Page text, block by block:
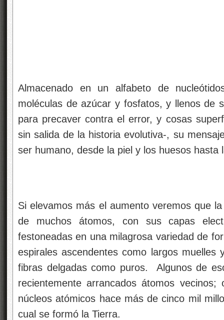
Almacenado en un alfabeto de
moléculas de azúcar y fosfatos, y llenos de
para precaver contra el error, y cosas
sin salida de la historia evolutiva-, su
ser humano, desde la piel y los huesos hasta
Si elevamos más el aumento veremos que
de muchos átomos, con sus capas
festoneadas en una milagrosa variedad de
espirales ascendentes como largos muelles
fibras delgadas como puros. Algunos de
recientemente arrancados átomos
núcleos atómicos hace más de cinco mil
cual se formó la Tierra.